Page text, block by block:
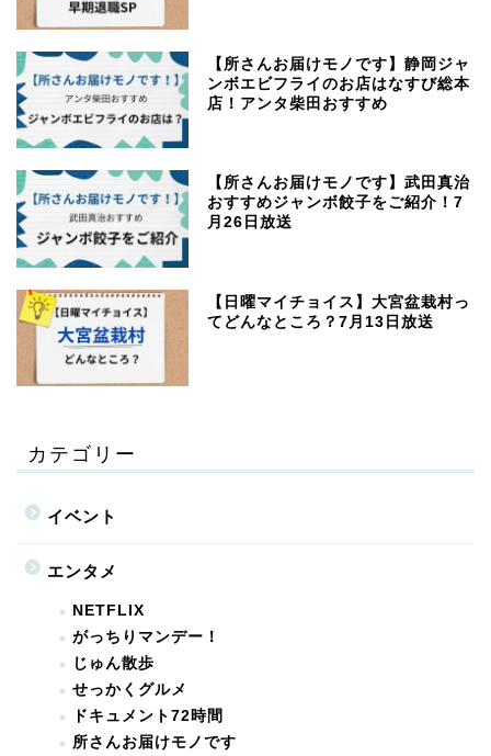
【所さんお届けモノです】静岡ジャ
ンボエビフライのお店はなすび総本
店！アンタ柴田おすすめ
【所さんお届けモノです】武田真治
おすすめジャンボ餃子をご紹介！7
月26日放送
【日曜マイチョイス】大宮盆栽村っ
てどんなところ？7月13日放送
カテゴリー
イベント
エンタメ
NETFLIX
がっちりマンデー！
じゅん散歩
せっかくグルメ
ドキュメント72時間
所さんお届けモノです